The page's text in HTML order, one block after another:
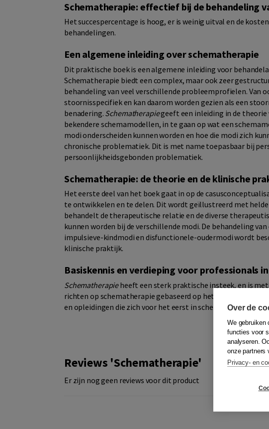
Schematherapie: effectief bij de behandeling
Het succespercentage is hoog, er is weinig uitval en de
behandelingen.
Een algemene inleiding over schematherapie
Dit praktische boek is een algemene inleiding voor
Schematherapie biedt een complex, maar ook zeer
behandeling van veel verschillende probleemprofielen. Van
stoornisspecifiek en kan daarom worden gezien als een
benadering. Schematherapiegeeft een inleiding in de theorie
bekendere schemamodellen, in te gaan op wat een
modi onderscheiden kunnen worden en hoe die modi zich
chronische problematiek. Dit is met name toepasbaar bij
persoonlijkheidsgebonden problematiek.
Schematherapie: de theorie en de klinische
Het eerste deel van het boek gaat in op de
te ontwikkelen en te delen. Dit wordt geïllustreerd met
behandelt de therapeutische relatie en de diverse
kunnen worden bij de verschillende modi. De behandeling
impulsieve-kindmodi en disfunctionele-oudermodi wordt
klinische praktijk.
Basiskennis en verdieping voor professionals
Schematherapieheeft een sterk praktische insteek, en is
richten op schematherapie gebaseerd op het modusmodel.
en opleidingen die zich voor het eerst in schematherapie
Reviews 'Schematherapie'
Er zijn nog geen reviews voor dit product
Over de
We gebruiken
functies voor
analyseren.
onze partners
Privacy- en